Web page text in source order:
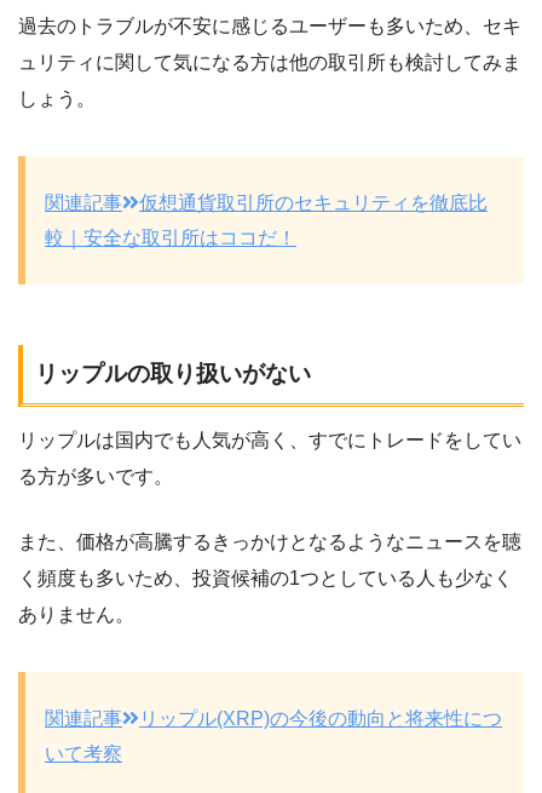
過去のトラブルが不安に感じるユーザーも多いため、セキ
ュリティに関して気になる方は他の取引所も検討してみま
しょう。
関連記事
仮想通貨取引所のセキュリティを徹底比
較｜安全な取引所はココだ！
リップルの取り扱いがない
リップルは国内でも人気が高く、すでにトレードをしてい
る方が多いです。
また、価格が高騰するきっかけとなるようなニュースを聴
く頻度も多いため、投資候補の1つとしている人も少なく
ありません。
関連記事
リップル(XRP)の今後の動向と将来性につ
いて考察